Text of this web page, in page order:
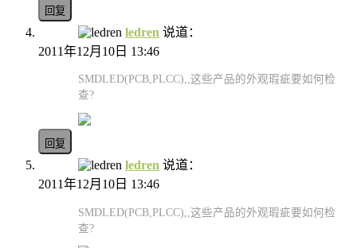
回复
ledren 说道：
2011年12月10日 13:46
SMDLED(PCB,PLCC),,这些产品的外观瑕疵要如何检
查?
回复
ledren 说道：
2011年12月10日 13:46
SMDLED(PCB,PLCC),,这些产品的外观瑕疵要如何检
查?